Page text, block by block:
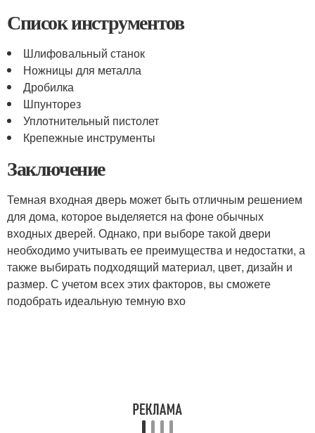
Список инструментов
Шлифовальный станок
Ножницы для металла
Дробилка
Шпунторез
Уплотнительный пистолет
Крепежные инструменты
Заключение
Темная входная дверь может быть отличным решением
для дома, которое выделяется на фоне обычных
входных дверей. Однако, при выборе такой двери
необходимо учитывать ее преимущества и недостатки, а
также выбирать подходящий материал, цвет, дизайн и
размер. С учетом всех этих факторов, вы сможете
подобрать идеальную темную вхо